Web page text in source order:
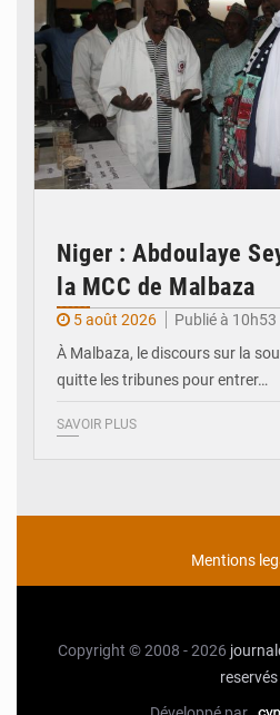
Niger : Abdoulaye
la MCC de Malbaza
5 août 2026
Publié à 10h53
À Malbaza, le discours sur la
quitte les tribunes pour entrer…
SAVOIR PLUS
Mentions
Copyright © 2008 - 2026
reservés